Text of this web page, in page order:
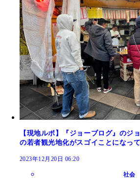
【現地ルポ】『ジョーブログ』のジ
の若者観光地化がスゴイことになっ
2023年12月20日 06:20
社会